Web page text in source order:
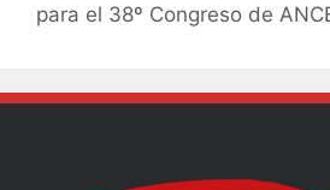
para el 38º Congreso de